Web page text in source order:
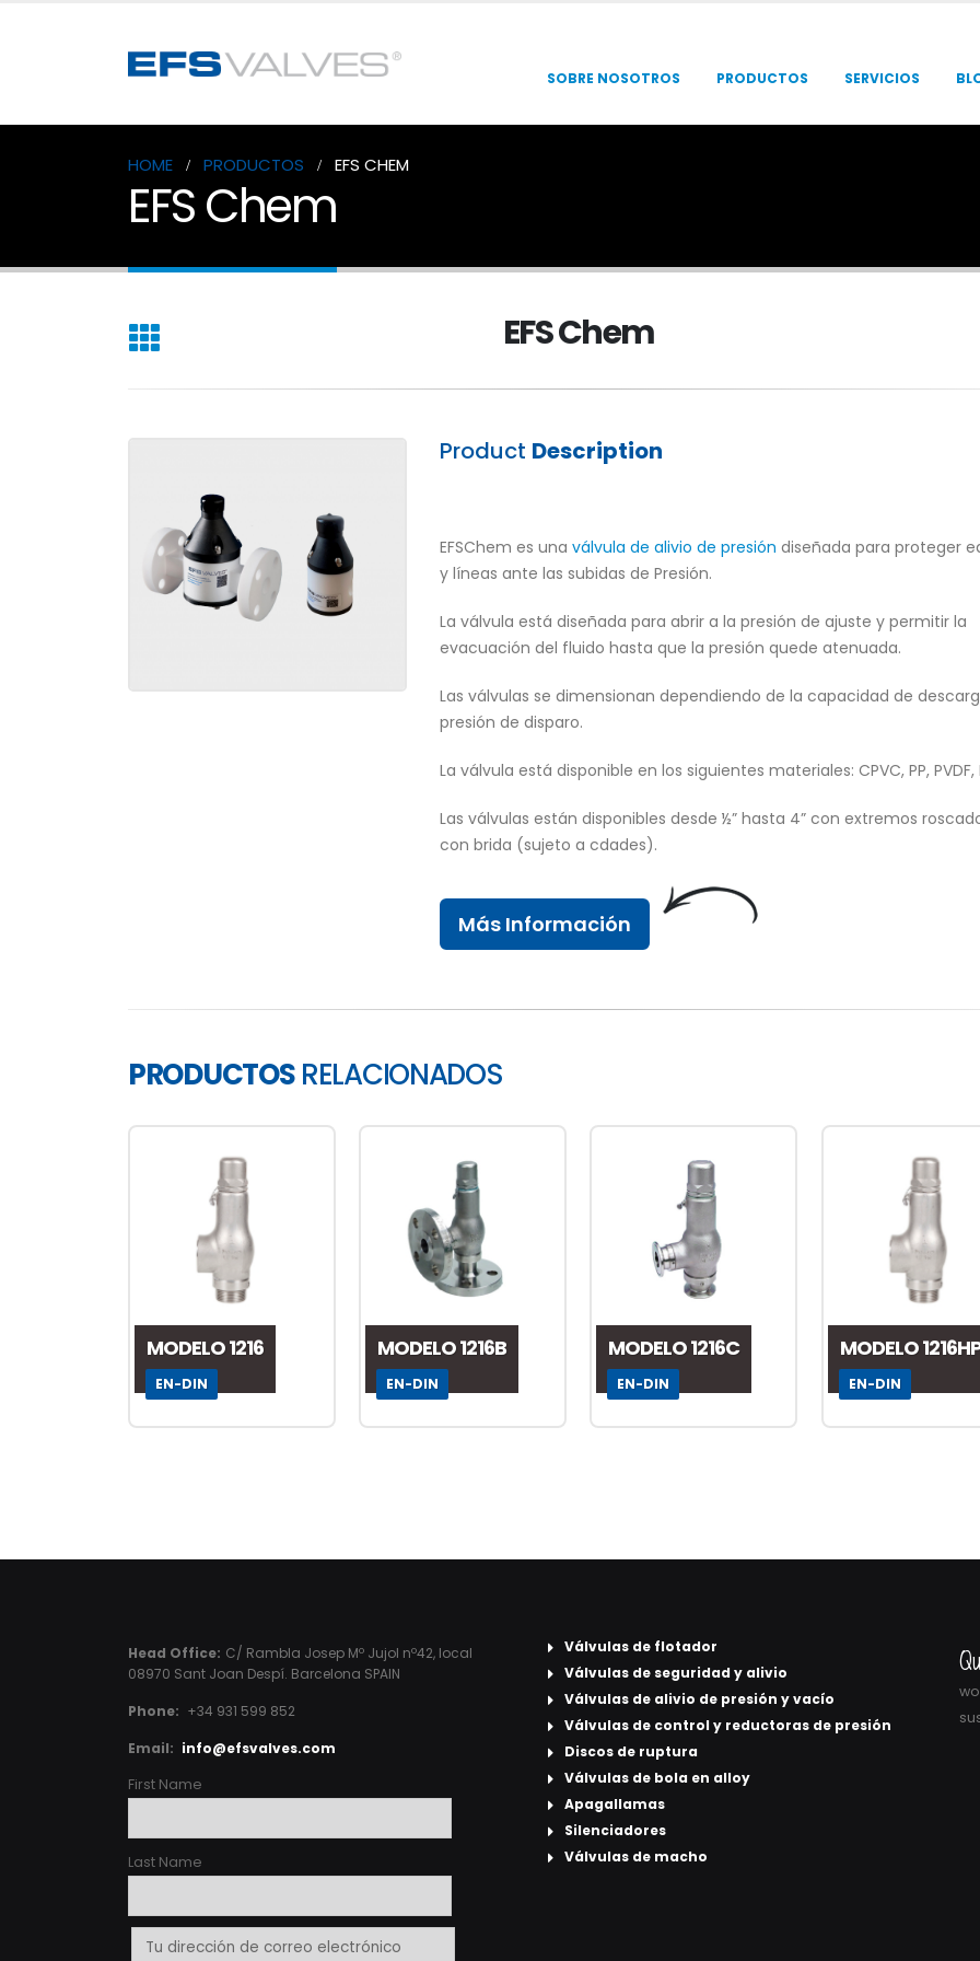
SOBRE NOSOTROS PRODUCTOS SERVICIOS
HOME PRODUCTOS EFS CHEM
EFS Chem
EFS Chem
Product Description
EFSChem es una válvula de alivio de presión diseñada para proteger
y líneas ante las subidas de Presión.
La válvula está diseñada para abrir a la presión de ajuste y permitir la
evacuación del fluido hasta que la presión quede atenuada.
Las válvulas se dimensionan dependiendo de la capacidad de
presión de disparo.
La válvula está disponible en los siguientes materiales: CPVC, PP, PVDF,
Las válvulas están disponibles desde ½” hasta 4” con extremos
con brida (sujeto a cdades).
Más Información
PRODUCTOSRELACIONADOS
MODELO 1216
EN-DIN
MODELO 1216B
EN-DIN
MODELO 1216C
EN-DIN
MODELO
EN-DIN
15 septiembre, 2025
Nueva Válvula de Aguja en
Superdúplex: Máximo
18 abril, 2025
Feria Valve World 2024
18 abril, 2025
17 abril, 2025
Proyecto MIRFA 2
Head Office: C/ Rambla Josep Mº Jujol nº42, local
08970 Sant Joan Despí. Barcelona SPAIN
Phone: +34 931 599 852
Email: info@efsvalves.com
First Name
Last Name
Válvulas de flotador
Válvulas de seguridad y alivio
Válvulas de alivio de presión y vacío
Válvulas de control y reductoras de presión
Discos de ruptura
Válvulas de bola en alloy
Apagallamas
Silenciadores
Válvulas de macho